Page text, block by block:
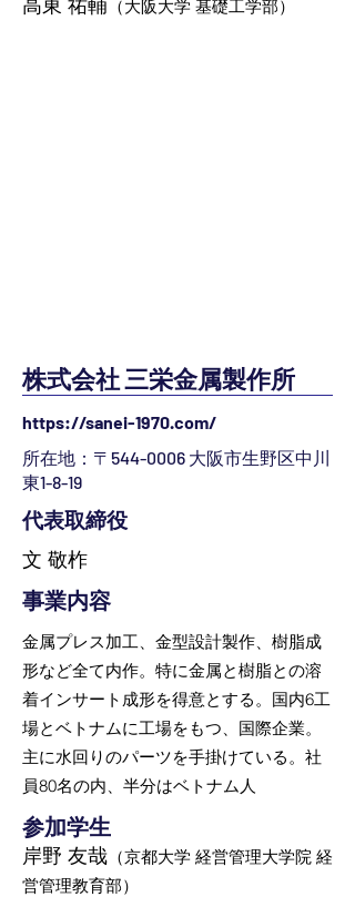
（大阪大学 基礎工学部）
株式会社 三栄金属製作所
https://sanei-1970.com/
所在地：〒544-0006 大阪市生野区中川
東1-8-19
代表取締役
文 敬柞
事業内容
金属プレス加工、金型設計製作、樹脂成
形など全て内作。特に金属と樹脂との溶
着インサート成形を得意とする。国内6工
場とベトナムに工場をもつ、国際企業。
主に水回りのパーツを手掛けている。社
員80名の内、半分はベトナム人
参加学生
岸野 友哉 （京都大学 経営管理大学院 経
営管理教育部）